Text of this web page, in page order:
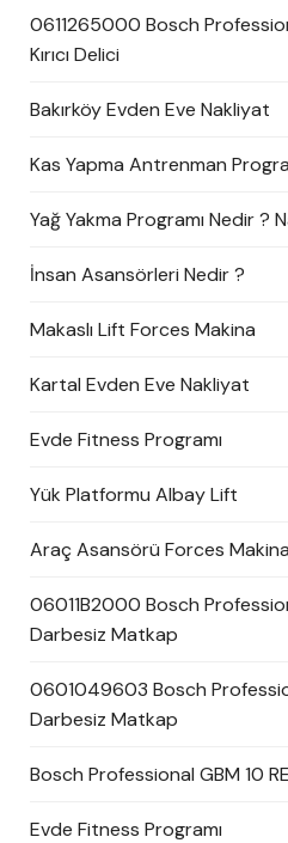
0611265000 Bosch
Kırıcı Delici
Bakırköy Evden Eve Nakliyat
Kas Yapma Antrenman
Yağ Yakma Programı Nedir ?
İnsan Asansörleri Nedir ?
Makaslı Lift Forces Makina
Kartal Evden Eve Nakliyat
Evde Fitness Programı
Yük Platformu Albay Lift
Araç Asansörü Forces Makina
06011B2000 Bosch
Darbesiz Matkap
0601049603 Bosch
Darbesiz Matkap
Bosch Professional GBM 10
Evde Fitness Programı